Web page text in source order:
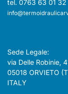
tel. 0763 63 01 32
Sede Legale:
via Delle Robinie,
05018 ORVIETO
ITALY